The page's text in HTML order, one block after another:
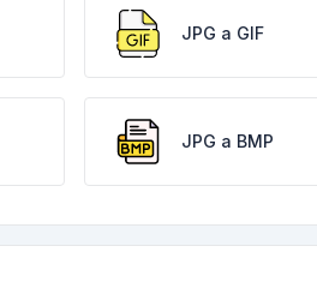
JPG a GIF
JPG a BMP